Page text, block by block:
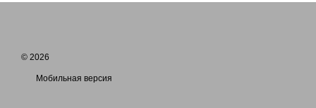
© 2026
Мобильная версия